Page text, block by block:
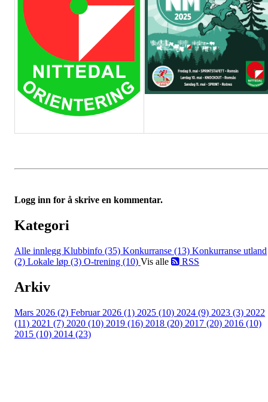
Logg inn for å skrive en kommentar.
Kategori
Alle innlegg Klubbinfo (35) Konkurranse (13) Konkurranse utland
(2) Lokale løp (3) O-trening (10) Vis alle RSS
Arkiv
Mars 2026 (2) Februar 2026 (1) 2025 (10) 2024 (9) 2023 (3) 2022
(11) 2021 (7) 2020 (10) 2019 (16) 2018 (20) 2017 (20) 2016 (10)
2015 (10) 2014 (23)